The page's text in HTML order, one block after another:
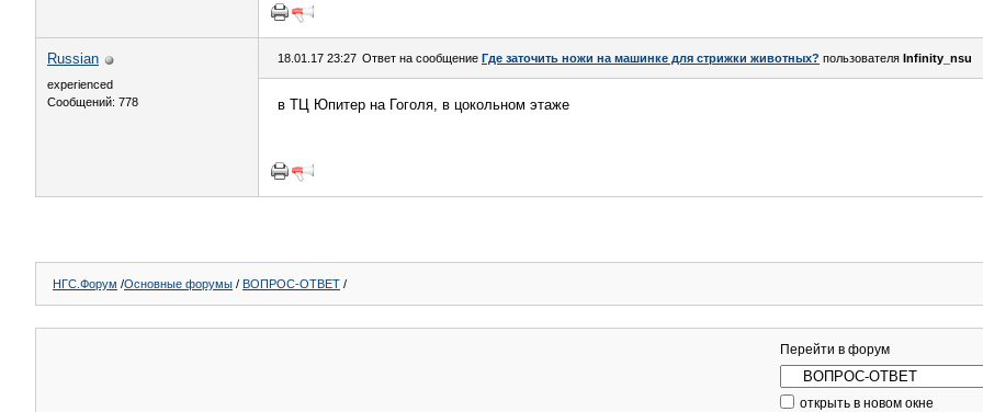
Russian
experienced
Сообщений: 778
18.01.17 23:27 Ответ на сообщение Где заточить ножи на машинке для стрижки животных? пользователя Infinity_nsu
в ТЦ Юпитер на Гоголя, в цокольном этаже
НГС.Форум /Основные форумы / ВОПРОС-ОТВЕТ /
Перейти в форум
открыть в новом окне